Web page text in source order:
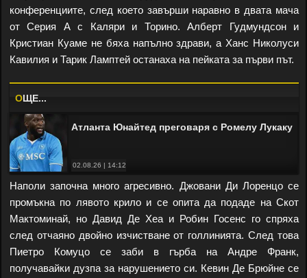
конференциите, след което завърши наравно в двата мача
от Серия А с Каляри и Торино. Алберт Гудмундсон и
Кристиан Куаме не бяха напълно здрави, а Ханс Николуси
Кавилия и Тарик Ламптей останаха на пейката за първи път.
OЩЕ...
02.08.26 | 14:12
Атланта Юнайтед преговаря с Ромелу Лукаку
Наполи започна много агресивно. Джовани Ди Лоренцо се
промъкна по лявото крило и се опита да подаде на Скот
Мактоминай, но Давид Де Хеа и Робин Госенс ​​го спряха
след отчаяно двойно изчистване от голлинията. След това
Пиетро Комуцо се заби в гърба на Андре Франк,
получавайки дузпа за нарушението си. Кевин Де Брюйне се